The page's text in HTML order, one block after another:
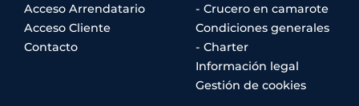
Acceso Arrendatario
Acceso Cliente
Contacto
- Crucero en camarote
Condiciones generales
- Charter
Información legal
Gestión de cookies